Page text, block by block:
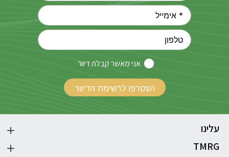
אני מאשר קבלת דיוור
עלינו
TMRG